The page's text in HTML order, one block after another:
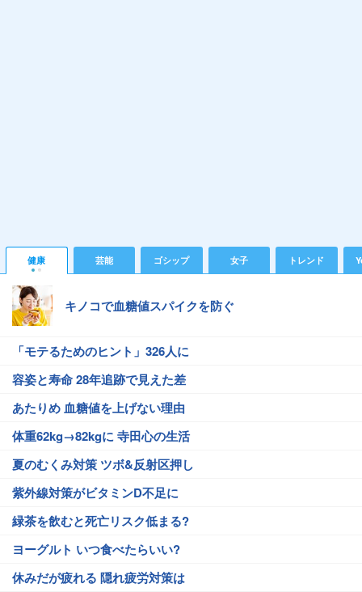
健康 芸能 ゴシップ 女子 トレンド
キノコで血糖値スパイクを防ぐ
「モテるためのヒント」326人に
容姿と寿命 28年追跡で見えた差
あたりめ 血糖値を上げない理由
体重62kg→82kgに 寺田心の生活
夏のむくみ対策 ツボ&反射区押し
紫外線対策がビタミンD不足に
緑茶を飲むと死亡リスク低まる?
ヨーグルト いつ食べたらいい?
休みだが疲れる 隠れ疲労対策は